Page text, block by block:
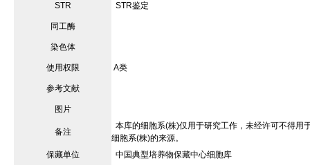
STR STR鉴定
同工酶
染色体
使用权限 A类
参考文献
图片
备注
本库的细胞系(株)仅用于研究工作，未经许可不得用
细胞系(株)的来源。
保藏单位
中国典型培养物保藏中心细胞库